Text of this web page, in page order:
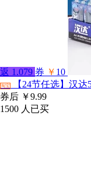
返 1.079 券 ￥ 10
淘宝
【24节任选】汉
券后 ￥9.99
1500 人已买